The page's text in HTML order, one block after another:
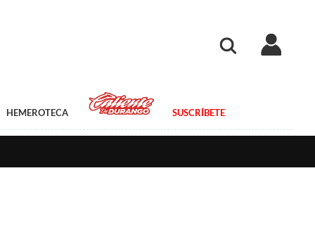
HEMEROTECA SUSCRÍBETE